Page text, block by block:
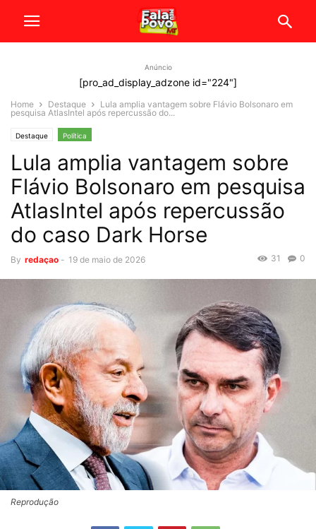
Anúncio
[pro_ad_display_adzone id="224"]
Home Destaque
Lula amplia vantagem sobre Flávio Bolsonaro em
pesquisa AtlasIntel após repercussão do...
Destaque Política
Lula amplia vantagem sobre
Flávio Bolsonaro em pesquisa
AtlasIntel após repercussão
do caso Dark Horse
By redaçao - 19 de maio de 2026 0
31
Reprodução